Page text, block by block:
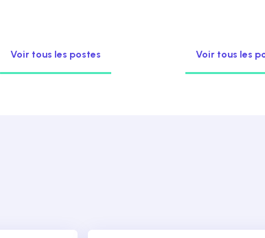
Voir tous les postes Voir tous les